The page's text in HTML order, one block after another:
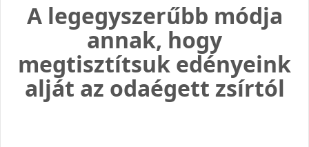
A legegyszerűbb módja
annak, hogy
megtisztítsuk edényeink
alját az odaégett zsírtól